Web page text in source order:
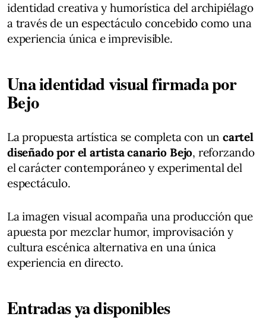
identidad creativa y humorística del archipiélago
a través de un espectáculo concebido como una
experiencia única e imprevisible.
Una identidad visual firmada por
Bejo
La propuesta artística se completa con un cartel
diseñado por el artista canario Bejo, reforzando
el carácter contemporáneo y experimental del
espectáculo.
La imagen visual acompaña una producción que
apuesta por mezclar humor, improvisación y
cultura escénica alternativa en una única
experiencia en directo.
Entradas ya disponibles